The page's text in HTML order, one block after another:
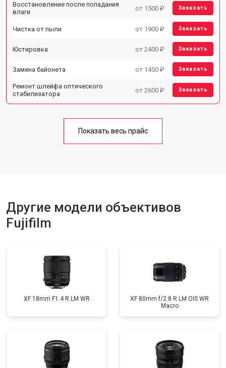
Восстановление после попадания
влаги
от 1500 ₽ Заказать
Чистка от пыли от 1900 ₽ Заказать
Юстировка от 2400 ₽ Заказать
Замена байонета от 1450 ₽ Заказать
Ремонт шлейфа оптического
стабилизатора
от 2600 ₽ Заказать
Показать весь прайс
Другие модели объективов
Fujifilm
XF 18mm F1.4 R LM WR
XF 80mm f/2.8 R LM OIS WR
Macro